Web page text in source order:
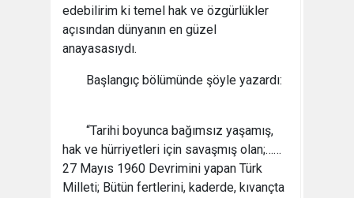
edebilirim ki temel hak ve özgürlükler
açısından dünyanın en güzel
anayasasıydı.
Başlangıç bölümünde şöyle yazardı:
“Tarihi boyunca bağımsız yaşamış,
hak ve hürriyetleri için savaşmış olan;……
27 Mayıs 1960 Devrimini yapan Türk
Milleti; Bütün fertlerini, kaderde, kıvançta